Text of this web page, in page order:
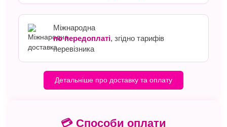
Міжнародна
по передоплаті, згідно тарифів
перевізника
Детальніше про доставку та оплату
💳 Способи оплати